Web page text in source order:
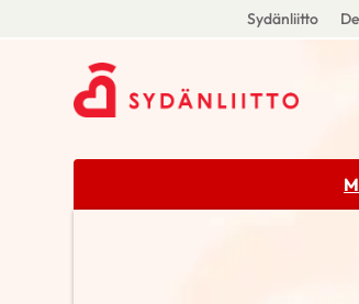
Sydänliitto